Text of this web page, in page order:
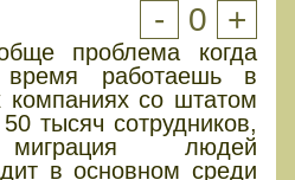
- 0 +
проблема когда
время работаешь в
компаниях со штатом
тысяч сотрудников,
людей
в основном среди